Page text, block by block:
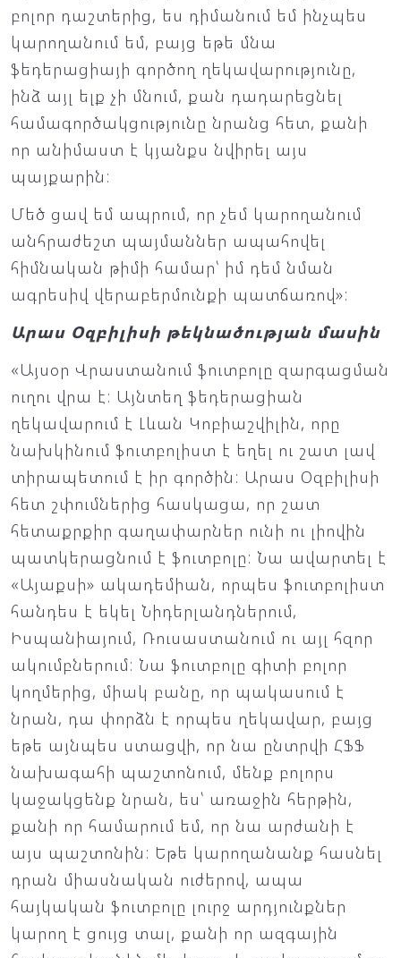
բոլոր դաշտերից, ես դիմանում եմ ինչպես
կարողանում եմ, բայց եթե մնա
ֆեդերացիայի գործող ղեկավարությունը,
ինձ այլ ելք չի մնում, քան դադարեցնել
համագործակցությունը նրանց հետ, քանի
որ անիմաստ է կյանքս նվիրել այս
պայքարին:
Մեծ ցավ եմ ապրում, որ չեմ կարողանում
անհրաժեշտ պայմաններ ապահովել
հիմնական թիմի համար՝ իմ դեմ նման
ագրեսիվ վերաբերմունքի պատճառով»:
Արաս Օզբիլիսի թեկնածության մասին
«Այսօր Վրաստանում ֆուտբոլը զարգացման
ուղու վրա է: Այնտեղ ֆեդերացիան
ղեկավարում է Լևան Կոբիաշվիլին, որը
նախկինում ֆուտբոլիստ է եղել ու շատ լավ
տիրապետում է իր գործին: Արաս Օզբիլիսի
հետ շփումներից հասկացա, որ շատ
հետաքրքիր գաղափարներ ունի ու լիովին
պատկերացնում է ֆուտբոլը: Նա ավարտել է
«Այաքսի» ակադեմիան, որպես ֆուտբոլիստ
հանդես է եկել Նիդերլանդներում,
Իսպանիայում, Ռուսաստանում ու այլ հզոր
ակումբներում: Նա ֆուտբոլը գիտի բոլոր
կողմերից, միակ բանը, որ պակասում է
նրան, դա փորձն է որպես ղեկավար, բայց
եթե այնպես ստացվի, որ նա ընտրվի ՀՖՖ
նախագահի պաշտոնում, մենք բոլորս
կաջակցենք նրան, ես՝ առաջին հերթին,
քանի որ համարում եմ, որ նա արժանի է
այս պաշտոնին: Եթե կարողանանք հասնել
դրան միասնական ուժերով, ապա
հայկական ֆուտբոլը լուրջ արդյունքներ
կարող է ցույց տալ, քանի որ ազգային